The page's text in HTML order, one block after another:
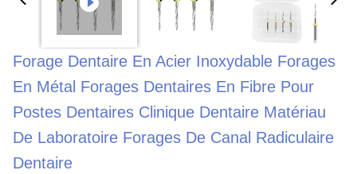
Forage Dentaire En Acier Inoxydable Forages
En Métal Forages Dentaires En Fibre Pour
Postes Dentaires Clinique Dentaire Matériau
De Laboratoire Forages De Canal Radiculaire
Dentaire